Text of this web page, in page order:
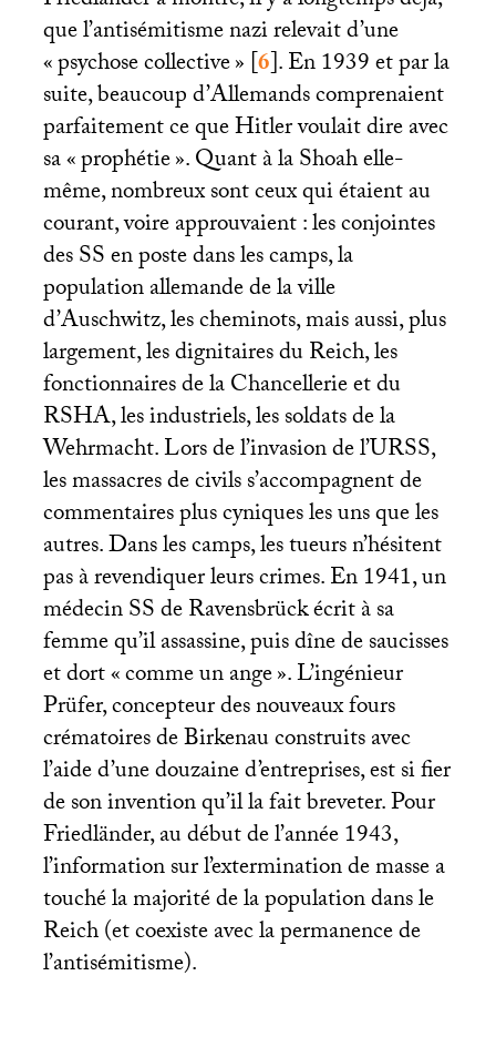
que l’antisémitisme nazi relevait d’une
«psychose collective»[6]. En 1939 et par la
suite, beaucoup d’Allemands comprenaient
parfaitement ce que Hitler voulait dire avec
sa «prophétie». Quant à la Shoah elle-
même, nombreux sont ceux qui étaient au
courant, voire approuvaient : les conjointes
desSSen poste dans les camps, la
population allemande de la ville
d’Auschwitz, les cheminots, mais aussi, plus
largement, les dignitaires du Reich, les
fonctionnaires de la Chancellerie et du
RSHA, les industriels, les soldats de la
Wehrmacht. Lors de l’invasion de l’URSS,
les massacres de civils s’accompagnent de
commentaires plus cyniques les uns que les
autres. Dans les camps, les tueurs n’hésitent
pas à revendiquer leurs crimes. En 1941, un
médecinSSde Ravensbrück écrit à sa
femme qu’il assassine, puis dîne de saucisses
et dort «comme un ange». L’ingénieur
Prüfer, concepteur des nouveaux fours
crématoires de Birkenau construits avec
l’aide d’une douzaine d’entreprises, est si fier
de son invention qu’il la fait breveter. Pour
Friedländer, au début de l’année 1943,
l’information sur l’extermination de masse a
touché la majorité de la population dans le
Reich (et coexiste avec la permanence de
l’antisémitisme).